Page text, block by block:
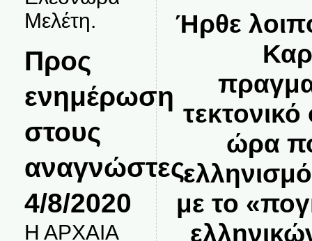
Μελέτη.
Προς
ενημέρωση
στους
αναγνώστες.
4/8/2020
Η ΑΡΧΑΙΑ
Ήρθε
ώρα
με το